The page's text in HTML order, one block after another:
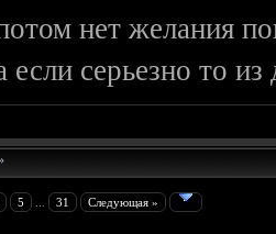
нет желания
если серьезно то
5 31 Следующая »